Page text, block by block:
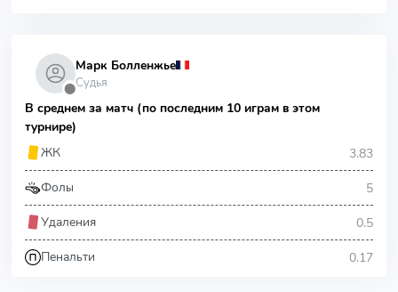
⬤
Марк Болленжье
Судья
В среднем за матч (по последним 10 играм в этом
турнире)
ЖК
3.83
Фолы 5
Удаления 0.5
Пенальти 0.17